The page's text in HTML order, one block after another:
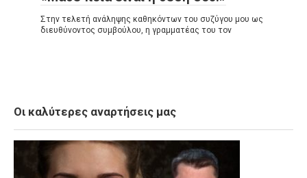
Στην τελετή ανάληψης καθηκόντων του συζύγου μου ως
διευθύνοντος συμβούλου, η γραμματέας του τον
Οι καλύτερες αναρτήσεις μας